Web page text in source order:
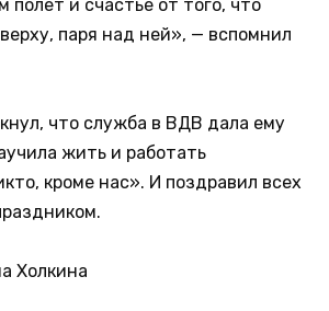
полет и счастье от того, что
паря над ней», — вспомнил
что служба в ВДВ дала ему
жить и работать
кроме нас». И поздравил всех
Холкина